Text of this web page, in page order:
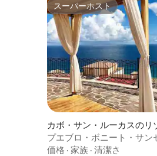
スーパーホスト
スーパーホスト
カボ・サン・ルーカスのリ
ート
プエブロ・ボニート・サン
の個室
価格 · 家族 · 清潔さ